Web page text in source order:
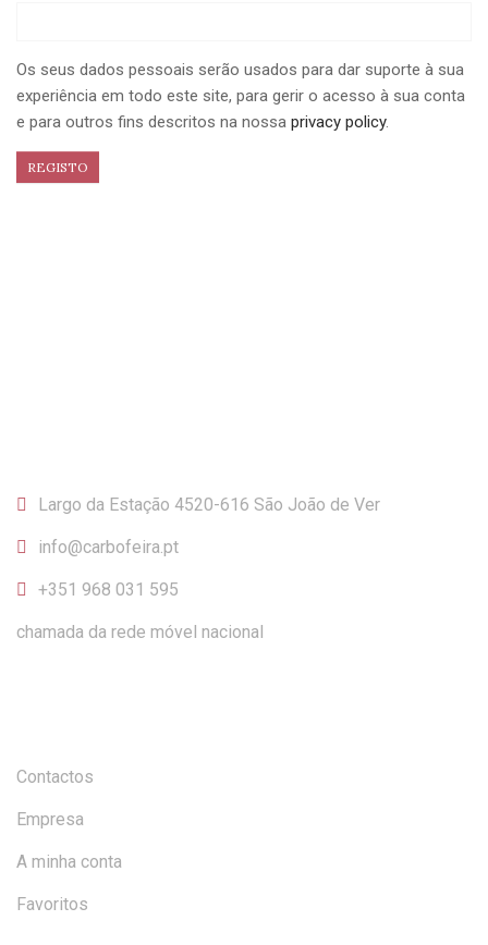
Os seus dados pessoais serão usados para dar suporte à sua
experiência em todo este site, para gerir o acesso à sua conta
e para outros fins descritos na nossa privacy policy.
Largo da Estação 4520-616 São João de Ver
info@carbofeira.pt
+351 968 031 595
chamada da rede móvel nacional
Contactos
Empresa
A minha conta
Favoritos